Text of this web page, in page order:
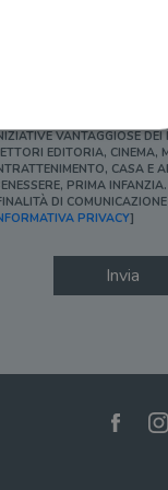
PERSONALIZZATE E IN LINEA
ABITUDINI DI ACQUISTO,
[FINALITÀ DI PROFILAZIONE,
SÌ, DESIDERO ACCEDERE A
VANTAGGIOSE DEI
EDITORIA, CINEMA,
CASA E
PRIMA INFANZIA.
DI
PRIVACY]
Invia
dell'account. Il sito
per il dominio corrente.